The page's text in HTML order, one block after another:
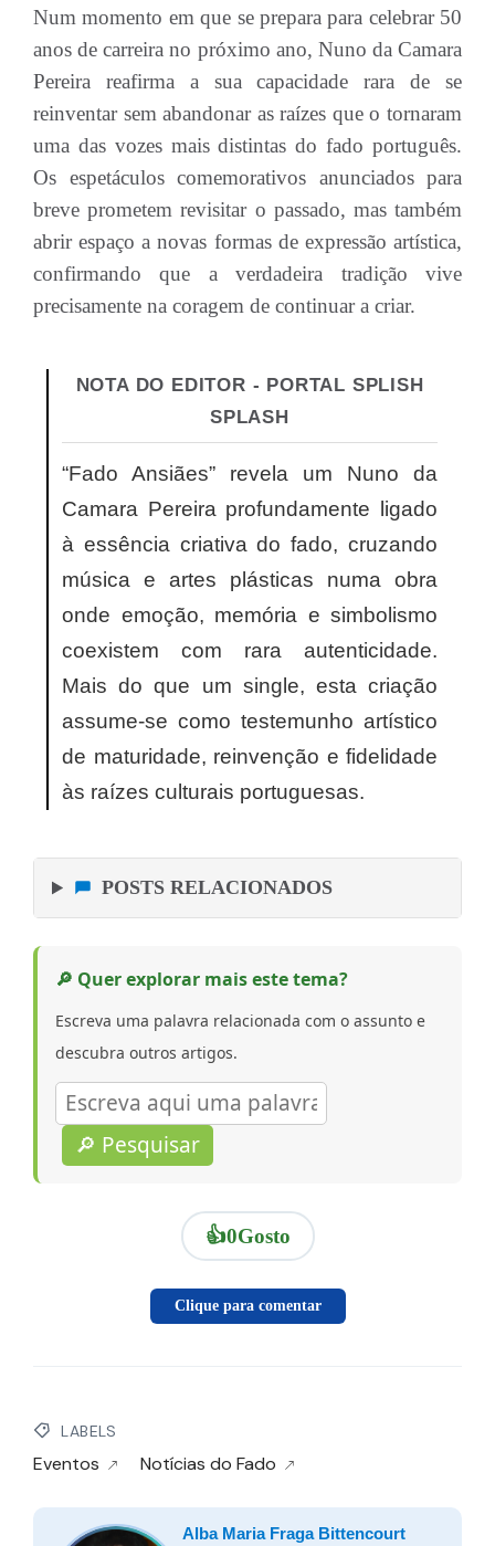
Num momento em que se prepara para celebrar 50
anos de carreira no próximo ano, Nuno da Camara
Pereira reafirma a sua capacidade rara de se
reinventar sem abandonar as raízes que o tornaram
uma das vozes mais distintas do fado português.
Os espetáculos comemorativos anunciados para
breve prometem revisitar o passado, mas também
abrir espaço a novas formas de expressão artística,
confirmando que a verdadeira tradição vive
precisamente na coragem de continuar a criar.
NOTA DO EDITOR - PORTAL SPLISH
SPLASH
“Fado Ansiães” revela um Nuno da
Camara Pereira profundamente ligado
à essência criativa do fado, cruzando
música e artes plásticas numa obra
onde emoção, memória e simbolismo
coexistem com rara autenticidade.
Mais do que um single, esta criação
assume-se como testemunho artístico
de maturidade, reinvenção e fidelidade
às raízes culturais portuguesas.
POSTS RELACIONADOS
🔎 Quer explorar mais este tema?
Escreva uma palavra relacionada com o assunto e
descubra outros artigos.
🔎 Pesquisar
👍0Gosto
Clique para comentar
LABELS
Eventos Notícias do Fado
Alba Maria Fraga Bittencourt